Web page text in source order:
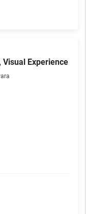
Visual Experience